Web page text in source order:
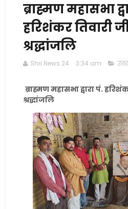
ब्राह्मण महासभा
हरिशंकर तिवारी
श्रद्धांजलि
Shri News 24 3:34 am
ब्राह्मण महासभा द्वारा पं.
श्रद्धांजलि